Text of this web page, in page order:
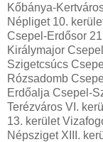
Kőbánya-
Népliget 10.
Csepel-Erdősor
Királymajor
Szigetcsúcs
Rózsadomb
Erdőalja Csepel-
Terézváros VI.
13. kerület
Népsziget XIII.